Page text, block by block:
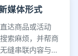
媒体形式
达商品或活动
索麻烦，并帮商
缝串联内容与交